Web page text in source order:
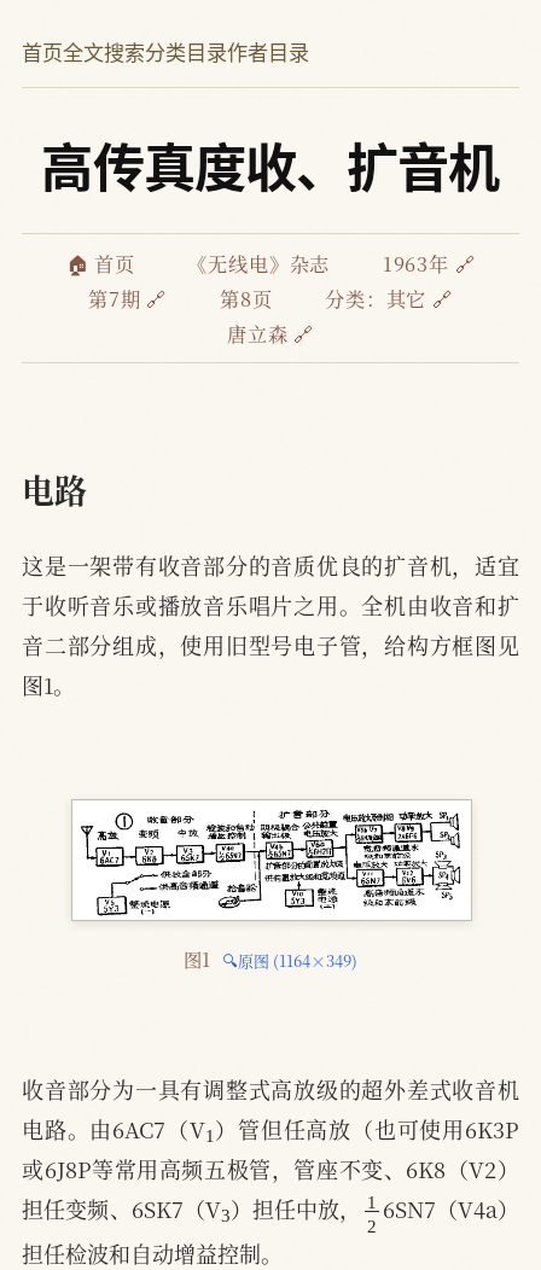
首页全文搜索分类目录作者目录
高传真度收、扩音机
🏠 首页 《无线电》杂志
1963年 🔗
第7期 🔗
第8页 分类： 其它 🔗
唐立森 🔗
电路
这是一架带有收音部分的音质优良的扩音机，适宜
于收听音乐或播放音乐唱片之用。全机由收音和扩
音二部分组成，使用旧型号电子管，给构方框图见
图1。
图1 🔍原图 (1164×349)
收音部分为一具有调整式高放级的超外差式收音机
电路。由6AC7（V1）管但任高放（也可使用6K3P
或6J8P等常用高频五极管，管座不变、6K8（V2）
担任变频、6SK7（V3）担任中放， 126SN7（V4a）
担任检波和自动增益控制。